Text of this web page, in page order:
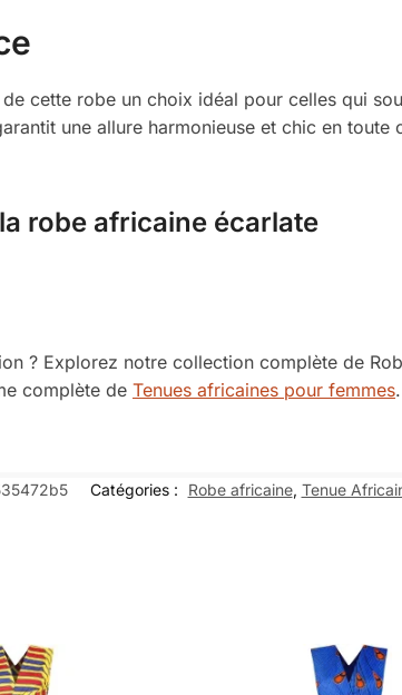
cette robe un choix idéal pour celles qui
une allure harmonieuse et chic en
robe africaine écarlate
? Explorez notre collection complète de
complète deTenues africaines pour femmes.
Catégories : Robe africaine, Tenue